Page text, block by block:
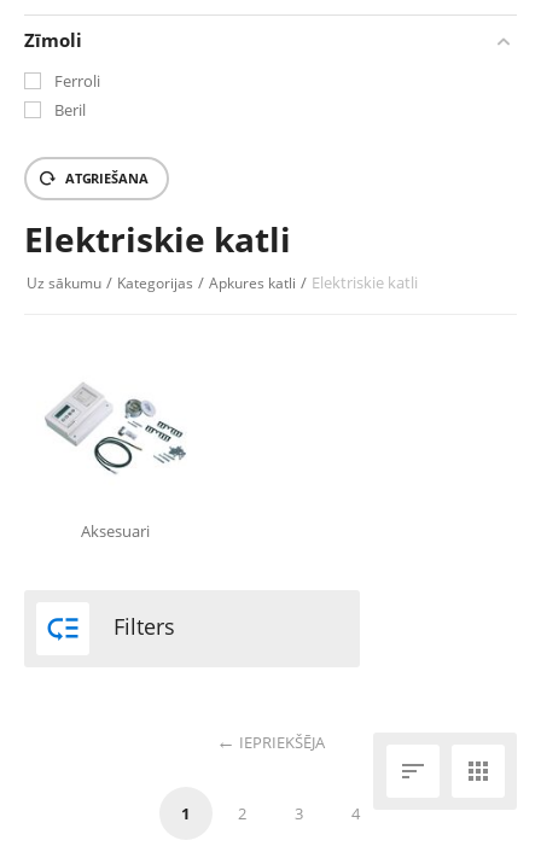
Zīmoli
Ferroli
Beril
ATGRIEŠANA
Elektriskie katli
Uz sākumu / Kategorijas / Apkures katli / Elektriskie katli
Aksesuari
 Filters
IEPRIEKŠĒJA
1 2 3 4
 